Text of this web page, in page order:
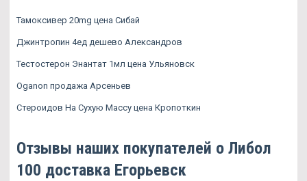
Тамоксивер 20mg цена Сибай
Джинтропин 4ед дешево Александров
Тестостерон Энантат 1мл цена Ульяновск
Oganon продажа Арсеньев
Стероидов На Сухую Массу цена Кропоткин
Отзывы наших покупателей о Либол
100 доставка Егорьевск